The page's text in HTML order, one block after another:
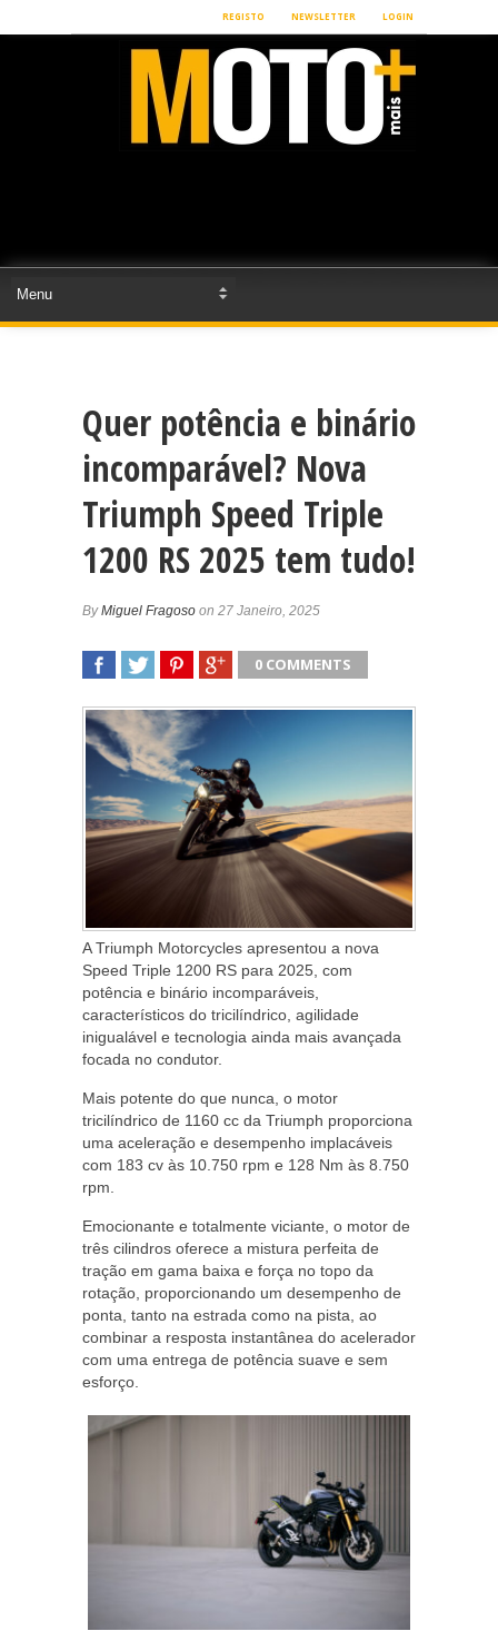
REGISTO NEWSLETTER LOGIN
Quer potência e binário
incomparável? Nova
Triumph Speed Triple
1200 RS 2025 tem tudo!
ByMiguel Fragoso on 27 Janeiro, 2025
0 COMMENTS
A Triumph Motorcycles apresentou a nova
Speed Triple 1200 RS para 2025, com
potência e binário incomparáveis,
característicos do tricilíndrico, agilidade
inigualável e tecnologia ainda mais avançada
focada no condutor.
Mais potente do que nunca, o motor
tricilíndrico de 1160 cc da Triumph proporciona
uma aceleração e desempenho implacáveis
com 183 cv às 10.750 rpm e 128 Nm às 8.750
rpm.
Emocionante e totalmente viciante, o motor de
três cilindros oferece a mistura perfeita de
tração em gama baixa e força no topo da
rotação, proporcionando um desempenho de
ponta, tanto na estrada como na pista, ao
combinar a resposta instantânea do acelerador
com uma entrega de potência suave e sem
esforço.